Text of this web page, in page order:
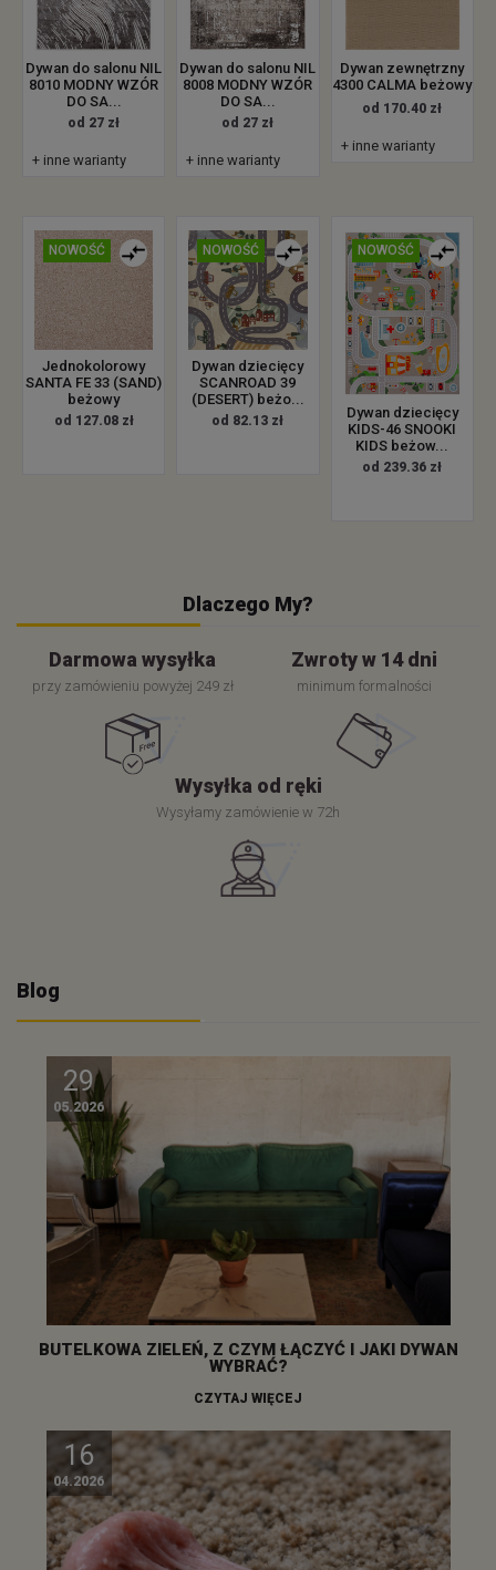
Dywan do salonu NIL
8010 MODNY WZÓR
DO SA...
od 27 zł
+ inne warianty
Dywan do salonu NIL
8008 MODNY WZÓR
DO SA...
od 27 zł
+ inne warianty
Dywan zewnętrzny
4300 CALMA beżowy
od 170.40 zł
+ inne warianty
NOWOŚĆ
Jednokolorowy
SANTA FE 33 (SAND)
beżowy
od 127.08 zł
NOWOŚĆ
Dywan dziecięcy
SCANROAD 39
(DESERT) beżo...
od 82.13 zł
NOWOŚĆ
Dywan dziecięcy
KIDS-46 SNOOKI
KIDS beżow...
od 239.36 zł
Dlaczego My?
Darmowa wysyłka
przy zamówieniu powyżej 249 zł
Zwroty w 14 dni
minimum formalności
Wysyłka od ręki
Wysyłamy zamówienie w 72h
Blog
29
05.2026
BUTELKOWA ZIELEŃ, Z CZYM ŁĄCZYĆ I JAKI DYWAN
WYBRAĆ?
CZYTAJ WIĘCEJ
16
04.2026